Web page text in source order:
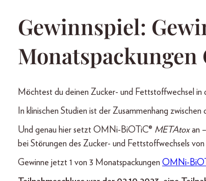
Gewinnspiel:
Möchtest du deinen Zucker- und Fettstoffwechsel
In klinischen Studien ist der Zusammenhang
Und genau hier setzt OMNi-BiOTiC® METAtoxan
bei Störungen des Zucker- und Fettstoffwechsels
Gewinne jetzt 1 von 3 Monatspackungen OMNi-